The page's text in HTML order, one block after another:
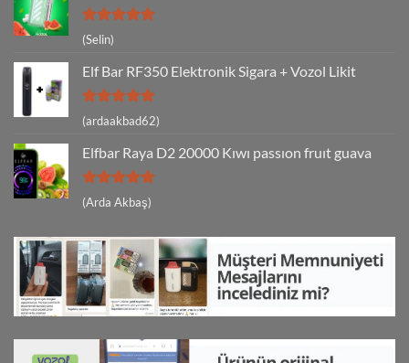
5 üzerinden
5
oy aldı
(Selin)
Elf Bar RF350 Elektronik Sigara + Vozol Likit
5 üzerinden
5
(ardaakbad62)
Elfbar Raya D2 20000 Kıwı passıon fruıt guava
5 üzerinden
5
(Arda Akbaş)